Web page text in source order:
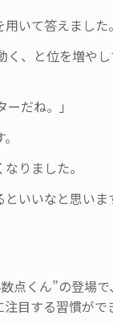
いて答えました。
、と位を増や
だね。」
りました。
いいなと思いま
点くん”の登場
目する習慣が